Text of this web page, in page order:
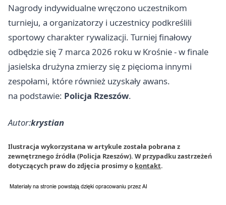
Nagrody indywidualne wręczono uczestnikom
turnieju, a organizatorzy i uczestnicy podkreślili
sportowy charakter rywalizacji. Turniej finałowy
odbędzie się 7 marca 2026 roku w Krośnie - w finale
jasielska drużyna zmierzy się z pięcioma innymi
zespołami, które również uzyskały awans.
na podstawie: Policja Rzeszów.
Autor:krystian
Ilustracja wykorzystana w artykule została pobrana z
zewnętrznego źródła (Policja Rzeszów). W przypadku zastrzeżeń
dotyczących praw do zdjęcia prosimy o kontakt.